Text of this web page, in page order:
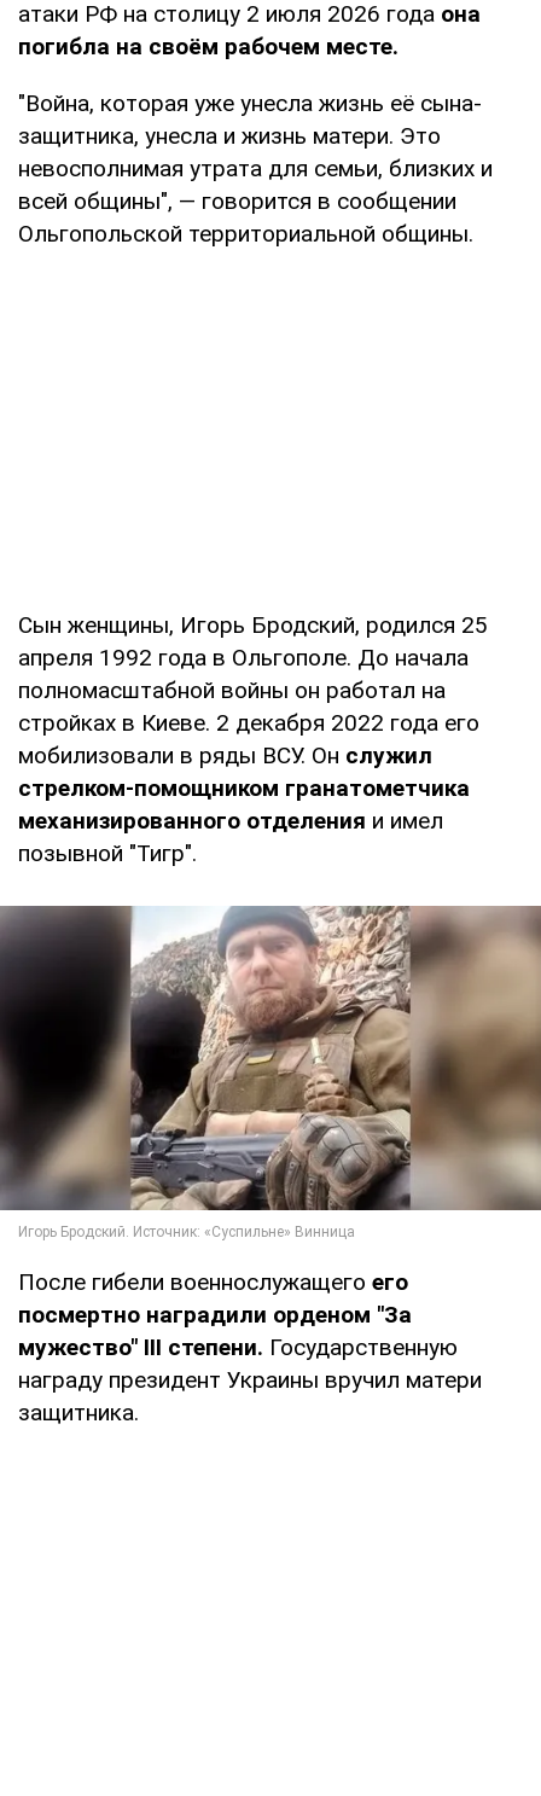
атаки РФ на столицу 2 июля 2026 года она
погибла на своём рабочем месте.
"Война, которая уже унесла жизнь её сына-
защитника, унесла и жизнь матери. Это
невосполнимая утрата для семьи, близких и
всей общины", — говорится в сообщении
Ольгопольской территориальной общины.
Сын женщины, Игорь Бродский, родился 25
апреля 1992 года в Ольгополе. До начала
полномасштабной войны он работал на
стройках в Киеве. 2 декабря 2022 года его
мобилизовали в ряды ВСУ. Он служил
стрелком-помощником гранатометчика
механизированного отделения и имел
позывной "Тигр".
После гибели военнослужащего его
посмертно наградили орденом "За
мужество" III степени. Государственную
награду президент Украины вручил матери
защитника.